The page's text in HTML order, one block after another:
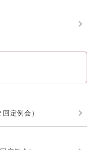
定例会）